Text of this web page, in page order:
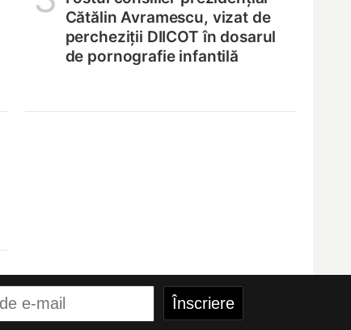
Cătălin Avramescu, vizat de
percheziții DIICOT în dosarul
de pornografie infantilă